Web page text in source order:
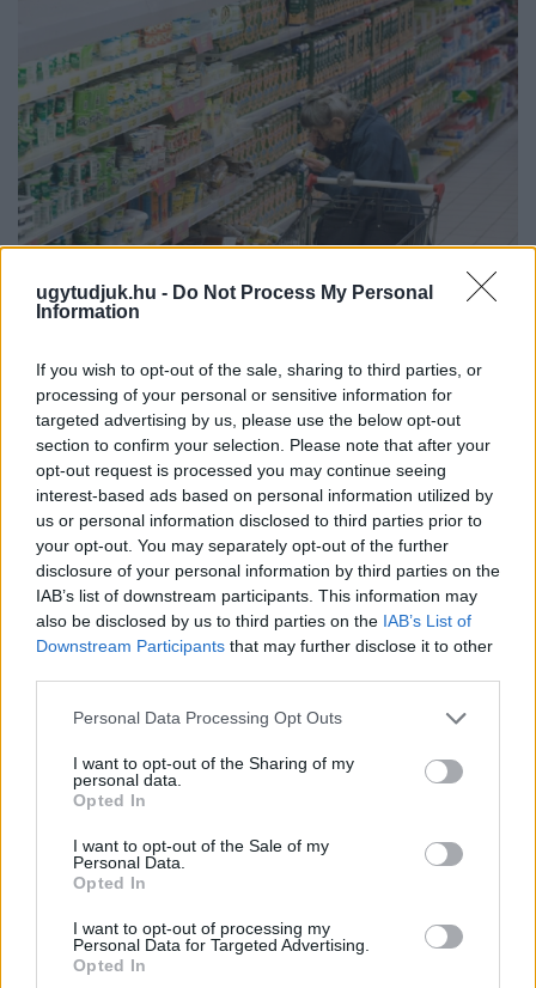
ugytudjuk.hu - Do Not Process My Personal
Information
If you wish to opt-out of the sale, sharing to third parties, or
processing of your personal or sensitive information for
targeted advertising by us, please use the below opt-out
section to confirm your selection. Please note that after your
opt-out request is processed you may continue seeing
interest-based ads based on personal information utilized by
us or personal information disclosed to third parties prior to
your opt-out. You may separately opt-out of the further
disclosure of your personal information by third parties on the
IAB’s list of downstream participants. This information may
also be disclosed by us to third parties on the IAB’s List of
Downstream Participants that may further disclose it to other
Please note that this website/app uses one or more Google
not limited to your visit or usage behaviour. You may click to
grant or deny consent to Google and its third-party tags to
use your data for below specified purposes in below Google
consent section.
Personal Data Processing Opt Outs
I want to opt-out of the Sharing of my
personal data.
Opted In
I want to opt-out of the Sale of my
Personal Data.
Opted In
I want to opt-out of processing my
Personal Data for Targeted Advertising.
Opted In
INFLÁCIÓ MAGYARORSZÁGON
Júliusban mindössze 1,2 százalékkal emelkedtek éves
összevetésben a fogyasztói árak, miközben az élelmiszerek ára
Szólj hozzá!
A BAROKK ÖSSZES ÁRNYALATA ÉS MÉG EGY SOR
KIVÁLÓ PROGRAM VÁR MINDENKIT EZEN A HÉTVÉGÉN